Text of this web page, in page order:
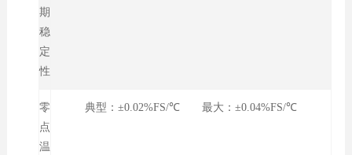
期
稳
定
性
零
点
温
典型：±0.02%FS/℃ 最大：±0.04%FS/℃